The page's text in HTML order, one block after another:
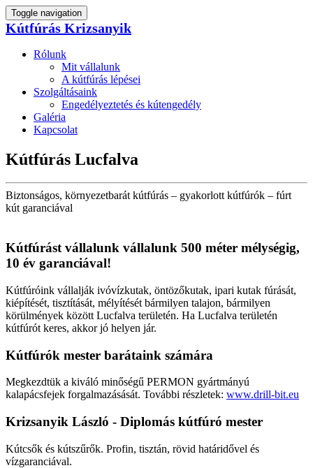
Toggle navigation
Kútfúrás Krizsanyik
Rólunk
Mit vállalunk
A kútfúrás lépései
Szolgáltásaink
Engedélyeztetés és kútengedély
Galéria
Kapcsolat
Kútfúrás Lucfalva
Biztonságos, környezetbarát kútfúrás – gyakorlott kútfúrók – fúrt
kút garanciával
Kútfúrást vállalunk vállalunk 500 méter mélységig,
10 év garanciával!
Kútfúróink vállalják ivóvízkutak, öntözőkutak, ipari kutak fúrását,
kiépítését, tisztítását, mélyítését bármilyen talajon, bármilyen
körülmények között Lucfalva területén. Ha Lucfalva területén
kútfúrót keres, akkor jó helyen jár.
Kútfúrók mester barátaink számára
Megkezdtük a kiváló minőségű PERMON gyártmányú
kalapácsfejek forgalmazásását. További részletek: www.drill-bit.eu
Krizsanyik László - Diplomás kútfúró mester
Kútcsők és kútszűrők. Profin, tisztán, rövid határidővel és
vízgaranciával.